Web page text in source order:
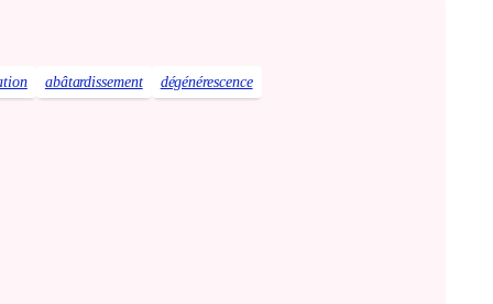
abâtardissement dégénérescence